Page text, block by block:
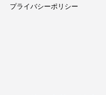
プライバシーポリシー